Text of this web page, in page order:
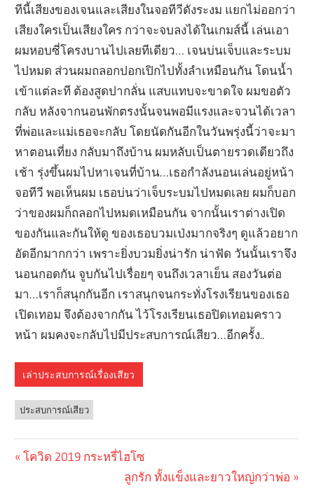
ทีนี้เสียงของเจนและเสียงในจอทีวีดังระงม แยกไม่ออกว่า
เสียงใครเป็นเสียงใคร กว่าจะจบลงได้ในเกมส์นี้ เล่นเอา
ผมหอบซี่โครงบานไปเลยทีเดียว… เจนบ่นเจ็บและระบม
ไปหมด ส่วนผมถลอกปอกเปิกไปทั้งลำเหมือนกัน โดนน้ำ
เข้าแต่ละที ต้องสูดปากลั่น แสบแทบจะขาดใจ ผมขอตัว
กลับ หลังจากนอนพักตรงนั้นจนพอมีแรงและจวนได้เวลา
ที่พ่อและแม่เธอจะกลับ โดยนัดกันอีกในวันพรุ่งนี้ว่าจะมา
หาตอนเที่ยง กลับมาถึงบ้าน ผมหลับเป็นตายรวดเดียวถึง
เช้า รุ่งขึ้นผมไปหาเจนที่บ้าน…เธอกำลังนอนเล่นอยู่หน้า
จอทีวี พอเห็นผม เธอบ่นว่าเจ็บระบมไปหมดเลย ผมก็บอก
ว่าของผมก็ถลอกไปหมดเหมือนกัน จากนั้นเราต่างเปิด
ของกันและกันให้ดู ของเธอบวมเป่งมากจริงๆ ดูแล้วอยาก
อัดอีกมากกว่า เพราะยิ่งบวมยิ่งน่ารัก น่าฟัด วันนั้นเราจึง
นอนกอดกัน จูบกันไปเรื่อยๆ จนถึงเวลาเย็น สองวันต่อ
มา…เราก็สนุกกันอีก เราสนุกจนกระทั่งโรงเรียนของเธอ
เปิดเทอม จึงต้องจากกัน ไว้โรงเรียนเธอปิดเทอมคราว
หน้า ผมคงจะกลับไปมีประสบการณ์เสียว…อีกครั้ง..
เล่าประสบการณ์เรื่องเสียว
ประสบการณ์เสียว
Previous
โควิด 2019 กระหรี่ไฮโซ
Next
ลูกรัก ทั้งแข็งและยาวใหญ่กว่าพ่อ